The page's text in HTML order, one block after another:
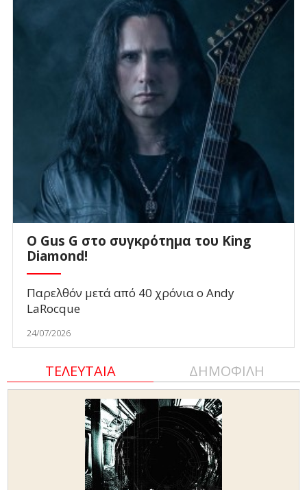
O Gus G στο συγκρότημα του King
Diamond!
Παρελθόν μετά από 40 χρόνια ο Andy
LaRocque
24/07/2026
ΤΕΛΕΥΤΑΙΑ ΔΗΜΟΦΙΛΗ